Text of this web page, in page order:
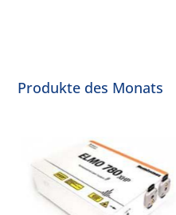
Produkte des Monats